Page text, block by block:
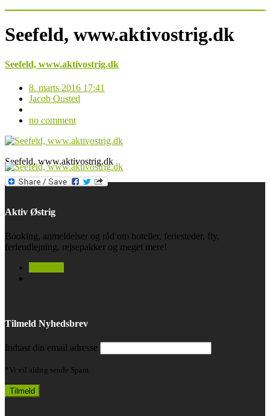
Seefeld, www.aktivostrig.dk
Seefeld, www.aktivostrig.dk
8. marts 2016 17:41
Jacob Ousted
no comment
Seefeld, www.aktivostrig.dk
Aktiv Østrig
Booking, anmeldelser og råd om hoteller, feriesteder, fly,
ferieudlejning, rejsepakker og meget mere!
Tilmeld Nyhedsbrev
Indtast din email adresse
*Vi vil aldrig sende Spam